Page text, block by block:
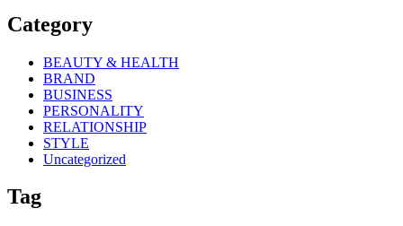
Category
BEAUTY & HEALTH
BRAND
BUSINESS
PERSONALITY
RELATIONSHIP
STYLE
Uncategorized
Tag